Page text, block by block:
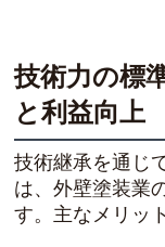
技術力の標
と利益向上
技術継承を通じ
は、外壁塗装業
す。主なメリッ